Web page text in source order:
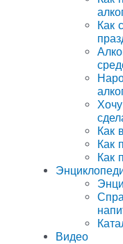
Как
Как
Как
Как
Видео